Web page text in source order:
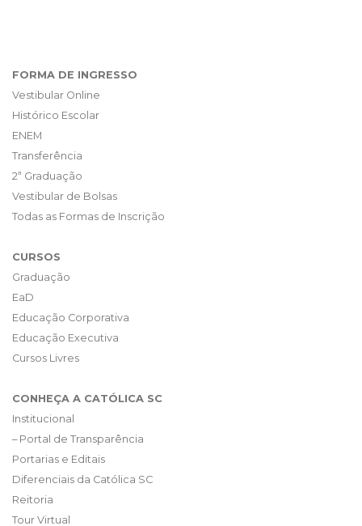
FORMA DE INGRESSO
Vestibular Online
Histórico Escolar
ENEM
Transferência
2ª Graduação
Vestibular de Bolsas
Todas as Formas de Inscrição
CURSOS
Graduação
EaD
Educação Corporativa
Educação Executiva
Cursos Livres
CONHEÇA A CATÓLICA SC
Institucional
– Portal de Transparência
Portarias e Editais
Diferenciais da Católica SC
Reitoria
Tour Virtual